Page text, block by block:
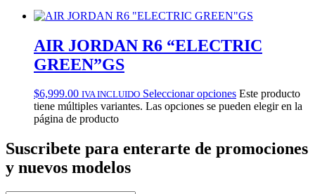
AIR JORDAN R6 “ELECTRIC
GREEN”GS
$6,999.00 IVA INCLUIDO Seleccionar opciones Este producto
tiene múltiples variantes. Las opciones se pueden elegir en la
página de producto
Suscribete para enterarte de promociones
y nuevos modelos